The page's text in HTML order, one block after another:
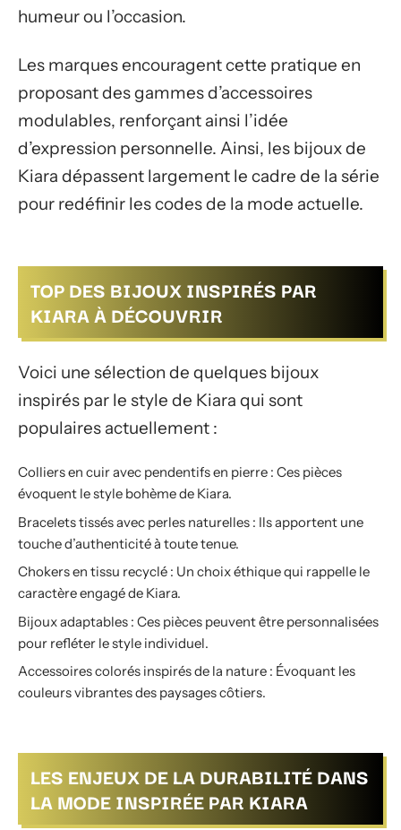
humeur ou l’occasion.
Les marques encouragent cette pratique en
proposant des gammes d’accessoires
modulables, renforçant ainsi l’idée
d’expression personnelle. Ainsi, les bijoux de
Kiara dépassent largement le cadre de la série
pour redéfinir les codes de la mode actuelle.
TOP DES BIJOUX INSPIRÉS PAR
KIARA À DÉCOUVRIR
Voici une sélection de quelques bijoux
inspirés par le style de Kiara qui sont
populaires actuellement :
Colliers en cuir avec pendentifs en pierre : Ces pièces
évoquent le style bohème de Kiara.
Bracelets tissés avec perles naturelles : Ils apportent une
touche d’authenticité à toute tenue.
Chokers en tissu recyclé : Un choix éthique qui rappelle le
caractère engagé de Kiara.
Bijoux adaptables : Ces pièces peuvent être personnalisées
pour refléter le style individuel.
Accessoires colorés inspirés de la nature : Évoquant les
couleurs vibrantes des paysages côtiers.
LES ENJEUX DE LA DURABILITÉ DANS
LA MODE INSPIRÉE PAR KIARA